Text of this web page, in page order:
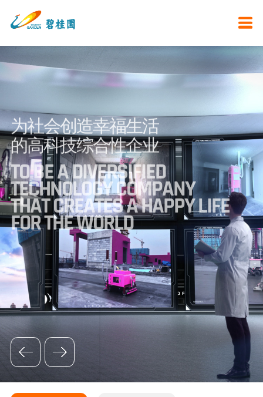
为社会创造幸福生活
的高科技综合性企业
TO BE A DIVERSIFIED
TECHNOLOGY COMPANY
THAT CREATES A HAPPY LIFE
FOR THE WORLD